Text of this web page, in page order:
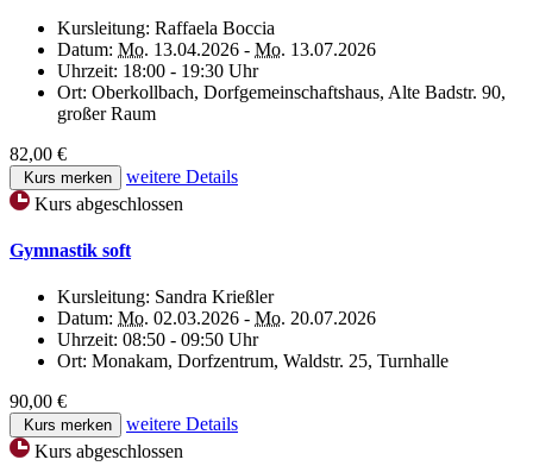
Kursleitung: Raffaela Boccia
Datum: Mo. 13.04.2026 - Mo. 13.07.2026
Uhrzeit: 18:00 - 19:30 Uhr
Ort: Oberkollbach, Dorfgemeinschaftshaus, Alte Badstr. 90,
großer Raum
82,00 €
Kurs merken
weitere Details
Kurs abgeschlossen
Gymnastik soft
Kursleitung: Sandra Krießler
Datum: Mo. 02.03.2026 - Mo. 20.07.2026
Uhrzeit: 08:50 - 09:50 Uhr
Ort: Monakam, Dorfzentrum, Waldstr. 25, Turnhalle
90,00 €
Kurs merken
weitere Details
Kurs abgeschlossen